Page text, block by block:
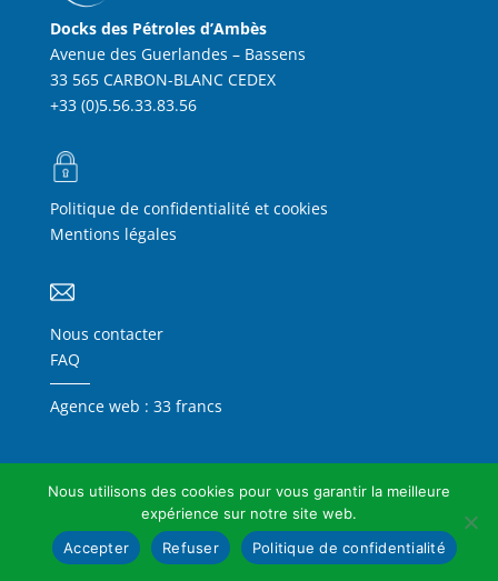
Docks des Pétroles d’Ambès
Avenue des Guerlandes – Bassens
33 565 CARBON-BLANC CEDEX
+33 (0)5.56.33.83.56
Politique de confidentialité et cookies
Mentions légales
Nous contacter
FAQ
Agence web : 33 francs
Nous utilisons des cookies pour vous garantir la meilleure
expérience sur notre site web.
Accepter
Refuser Politique de confidentialité